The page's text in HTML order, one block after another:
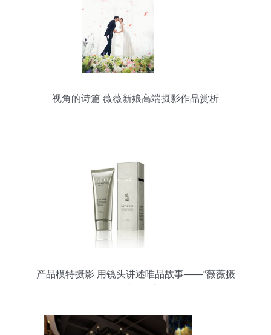
视角的诗篇 薇薇新娘高端摄影作品赏析
产品模特摄影 用镜头讲述唯品故事——“薇薇摄